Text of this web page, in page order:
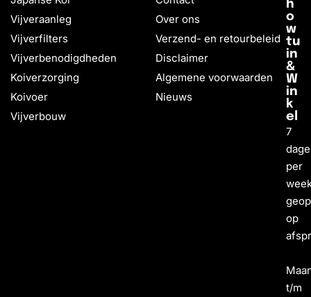
Vijveraanleg
Vijverfilters
Vijverbenodigdheden
Koiverzorging
Koivoer
Vijverbouw
Over ons
Verzend- en retourbeleid
Disclaimer
Algemene voorwaarden
Nieuws
h
o
w
tu
in
&
W
in
k
el
7
per
op
t/m